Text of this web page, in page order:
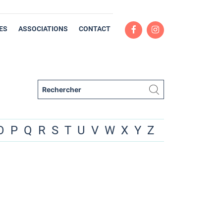
ASSOCIATIONS CONTACT
P Q R S T U V W X Y Z